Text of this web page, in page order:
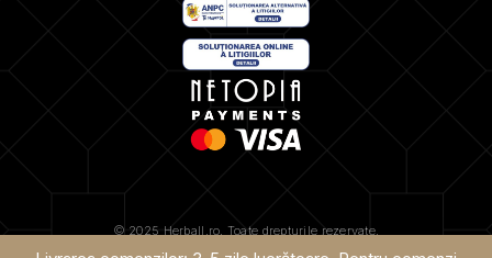
© 2025 Herball.ro. Toate drepturile rezervate.